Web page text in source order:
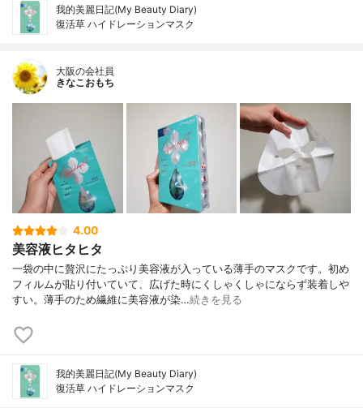
我的美麗日記(My Beauty Diary)
復活草 ハイドレーションマスク
大阪の会社員
きなこおもち
4.00
美容液ヒタヒタ
一袋の中に贅沢にたっぷり美容液が入っている薄手のマスクです。初め
フィルムが貼り付いていて、広げた時にくしゃくしゃにならず装着しや
すい。薄手のため繊維に美容液が染…続きを見る
我的美麗日記(My Beauty Diary)
復活草 ハイドレーションマスク